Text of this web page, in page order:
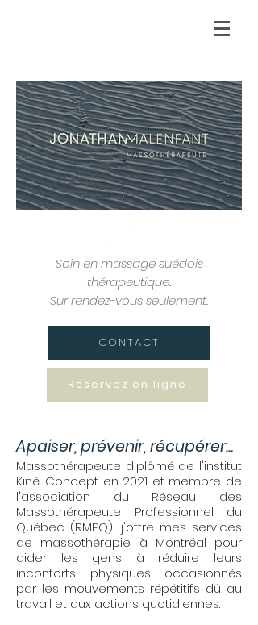
Soin en massage suédois
thérapeutique.
Sur rendez-vous seulement.
CONTACT
Réservez en ligne
Apaiser, prévenir, récupérer...
Massothérapeute diplômé de l'institut
Kiné-Concept en 2021 et membre de
l'association du Réseau des
Massothérapeute Professionnel du
Québec (RMPQ), j'offre mes services
de massothérapie à Montréal pour
aider les gens à réduire leurs
inconforts physiques occasionnés
par les mouvements répétitifs dû au
travail et aux actions quotidiennes.